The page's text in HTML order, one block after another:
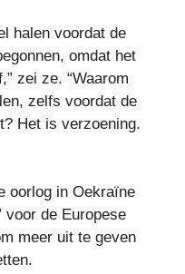
halen voordat de
omdat het
zei ze. “Waarom
zelfs voordat de
Het is verzoening.
oorlog in Oekraïne
voor de Europese
meer uit te geven